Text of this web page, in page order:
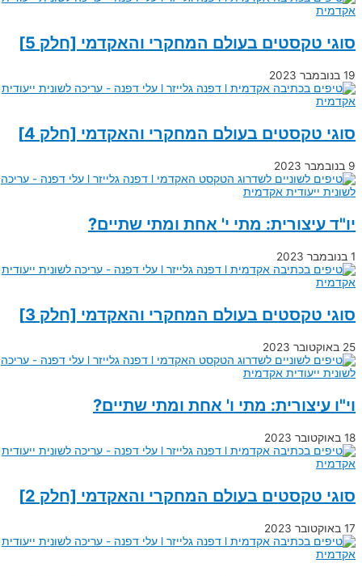
סוגי טקסטים בעולם המחקרי והאקדמי [חלק 5]
19 בנובמבר 2023
סוגי טקסטים בעולם המחקרי והאקדמי [חלק 4]
יו"ד עיצורית: מתי י' אחת ומתי שתיים?
סוגי טקסטים בעולם המחקרי והאקדמי [חלק 3]
25 באוקטובר 2023
וי"ו עיצורית: מתי ו' אחת ומתי שתיים?
18 באוקטובר 2023
סוגי טקסטים בעולם המחקרי והאקדמי [חלק 2]
17 באוקטובר 2023